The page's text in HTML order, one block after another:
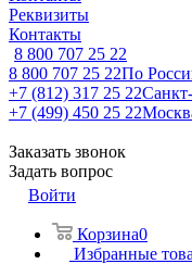
Реквизиты
Контакты
8 800 707 25 22
8 800 707 25 22По
+7 (812) 317 25 22
+7 (499) 450 25 22
Заказать звонок
Задать вопрос
Войти
Корзина0
Избранные